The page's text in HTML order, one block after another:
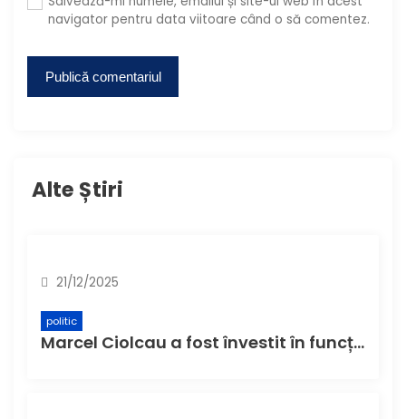
navigator pentru data viitoare când o să comentez.
Alte Știri
21/12/2025
politic
Marcel Ciolcau a fost învestit în funcția de președinte al Consiliului Județean Buzău